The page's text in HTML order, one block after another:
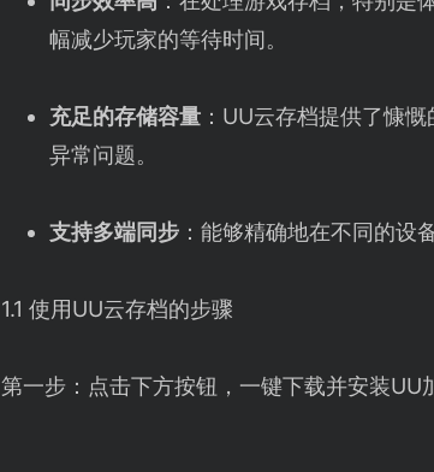
幅减少玩家的等待时间。
充足的存储容量：UU云存档提供了慷
异常问题。
支持多端同步：能够精确地在不同的设
1.1 使用UU云存档的步骤
第一步：点击下方按钮，一键下载并安装UU